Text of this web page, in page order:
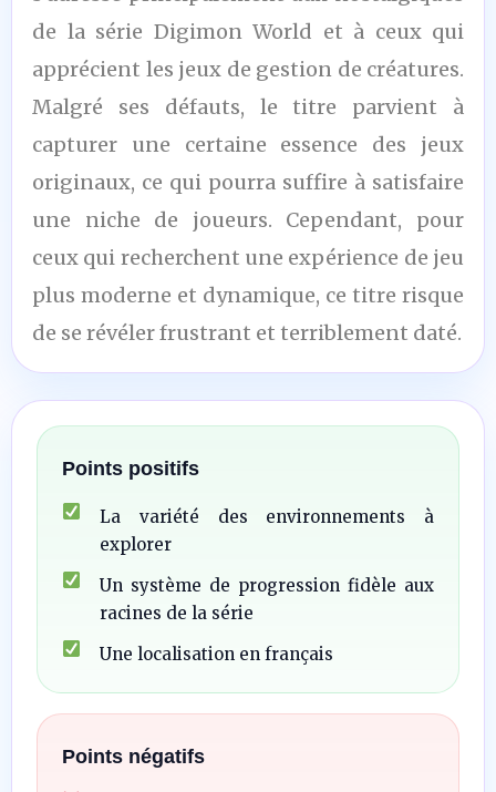
de la série Digimon World et à ceux qui
apprécient les jeux de gestion de créatures.
Malgré ses défauts, le titre parvient à
capturer une certaine essence des jeux
originaux, ce qui pourra suffire à satisfaire
une niche de joueurs. Cependant, pour
ceux qui recherchent une expérience de jeu
plus moderne et dynamique, ce titre risque
de se révéler frustrant et terriblement daté.
Points positifs
La variété des environnements à
explorer
Un système de progression fidèle aux
racines de la série
Une localisation en français
Points négatifs